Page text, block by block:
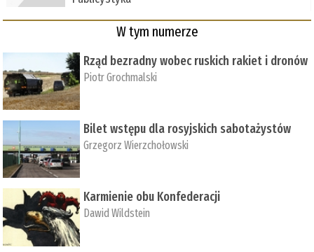
W tym numerze
Rząd bezradny wobec ruskich rakiet i dronów
Piotr Grochmalski
Bilet wstępu dla rosyjskich sabotażystów
Grzegorz Wierzchołowski
Karmienie obu Konfederacji
Dawid Wildstein